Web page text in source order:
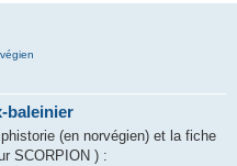
baleinier
(en norvégien) et la fiche
SCORPION ) :